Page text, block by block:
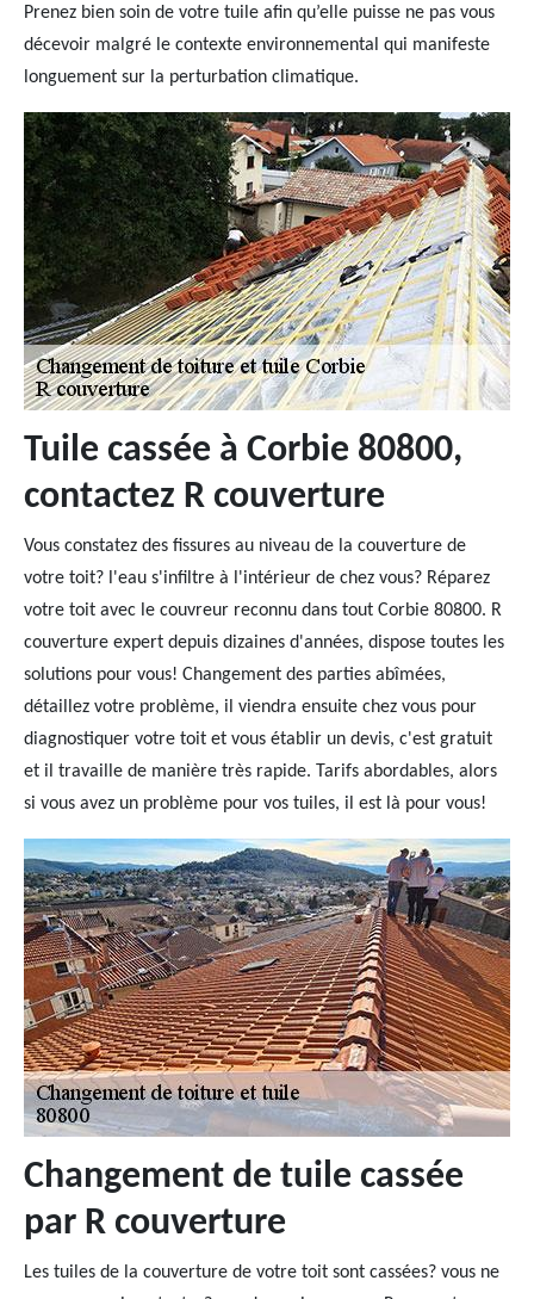
Prenez bien soin de votre tuile afin qu’elle puisse ne pas vous
décevoir malgré le contexte environnemental qui manifeste
longuement sur la perturbation climatique.
Tuile cassée à Corbie 80800,
contactez R couverture
Vous constatez des fissures au niveau de la couverture de
votre toit? l'eau s'infiltre à l'intérieur de chez vous? Réparez
votre toit avec le couvreur reconnu dans tout Corbie 80800. R
couverture expert depuis dizaines d'années, dispose toutes les
solutions pour vous! Changement des parties abîmées,
détaillez votre problème, il viendra ensuite chez vous pour
diagnostiquer votre toit et vous établir un devis, c'est gratuit
et il travaille de manière très rapide. Tarifs abordables, alors
si vous avez un problème pour vos tuiles, il est là pour vous!
Changement de tuile cassée
par R couverture
Les tuiles de la couverture de votre toit sont cassées? vous ne